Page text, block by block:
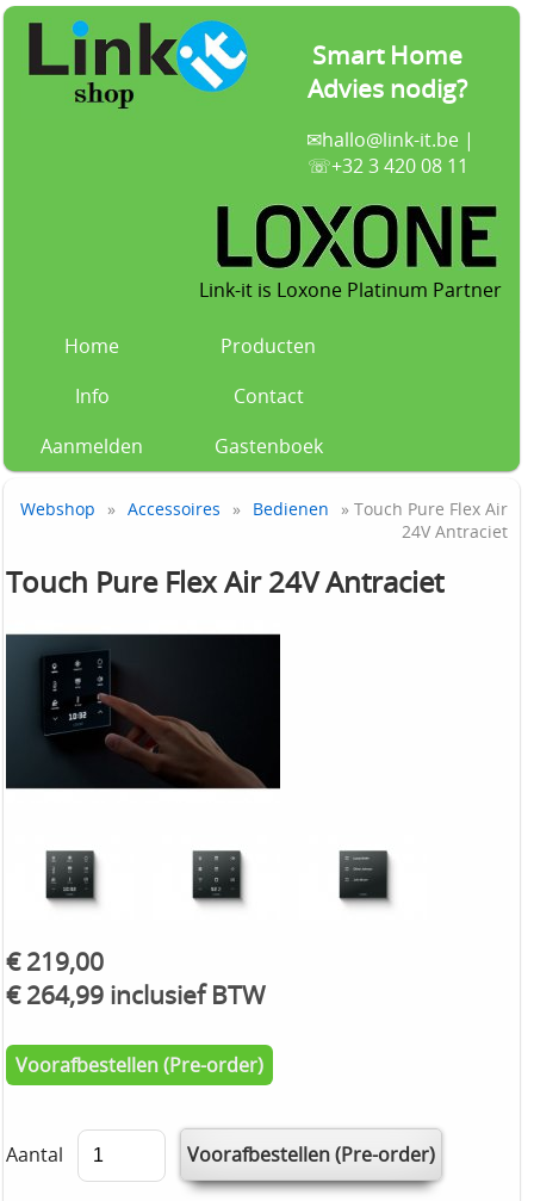
Smart Home
Advies nodig?
✉hallo@link-it.be|
☏+32 3 420 08 11
Link-it is Loxone Platinum Partner
Home
Producten
Info
Contact
Aanmelden
Gastenboek
Webshop » Accessoires » Bedienen
» Touch Pure Flex Air
24V Antraciet
Touch Pure Flex Air 24V Antraciet
€ 219,00
€ 264,99 inclusief BTW
Voorafbestellen (Pre-order)
Aantal